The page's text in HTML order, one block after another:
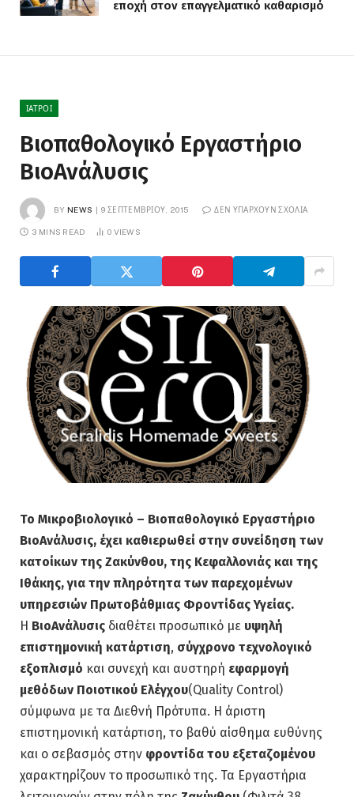
εποχή στον επαγγελματικό καθαρισμό
ΙΑΤΡΟΊ
Βιοπαθολογικό Εργαστήριο
ΒιοAνάλυσις
BY NEWS 9 ΣΕΠΤΕΜΒΡΊΟΥ, 2015 ΔΕΝ ΥΠΆΡΧΟΥΝ ΣΧΌΛΙΑ
3 MINS READ 0 VIEWS
Το Μικροβιολογικό – Βιοπαθολογικό Εργαστήριο
ΒιοAνάλυσις, έχει καθιερωθεί στην συνείδηση των
κατοίκων της Ζακύνθου, της Κεφαλλονιάς και της
Ιθάκης, για την πληρότητα των παρεχομένων
υπηρεσιών Πρωτοβάθμιας Φροντίδας Υγείας.
Η ΒιοAνάλυσις διαθέτει προσωπικό με υψηλή
επιστημονική κατάρτιση, σύγχρονο τεχνολογικό
εξοπλισμό και συνεχή και αυστηρή εφαρμογή
μεθόδων Ποιοτικού Ελέγχου(Quality Control)
σύμφωνα με τα Διεθνή Πρότυπα. Η άριστη
επιστημονική κατάρτιση, το βαθύ αίσθημα ευθύνης
και ο σεβασμός στην φροντίδα του εξεταζομένου
χαρακτηρίζουν το προσωπικό της. Τα Εργαστήρια